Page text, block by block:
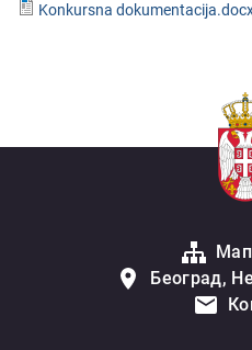
Konkursna
Београд,